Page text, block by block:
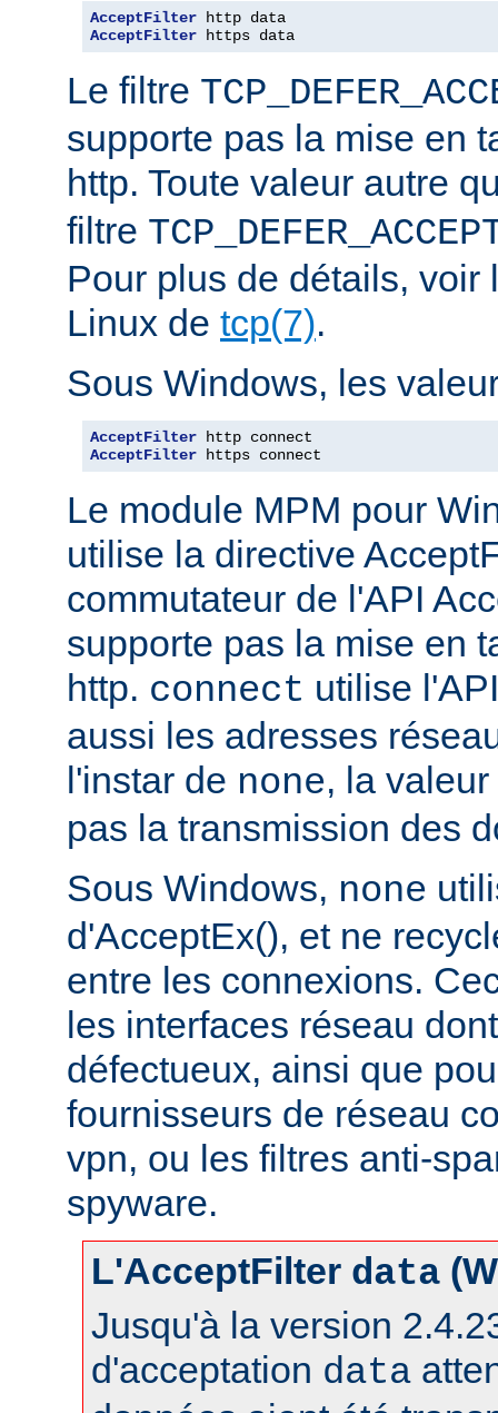
AcceptFilter
AcceptFilter https data
Le filtre
supporte pas la mise en
http. Toute valeur autre
filtre
Pour plus de détails, voir
Linux de tcp(7).
Sous Windows, les
AcceptFilter
AcceptFilter https connect
Le module MPM pour
utilise la directive
commutateur de l'API
supporte pas la mise en
http. connect utilise
aussi les adresses
l'instar de none, la valeur
pas la transmission des
Sous Windows, none
d'AcceptEx(), et ne
entre les connexions.
les interfaces réseau
défectueux, ainsi que
fournisseurs de réseau
vpn, ou les filtres anti-
spyware.
L'AcceptFilter data
Jusqu'à la version
d'acceptation data